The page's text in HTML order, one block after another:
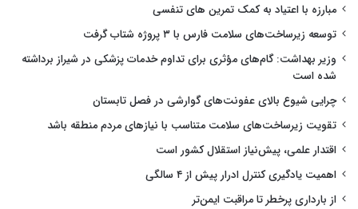
مبارزه با اعتیاد به کمک تمرین های تنفسی
توسعه زیرساخت‌های سلامت فارس با ۳ پروژه شتاب گرفت
وزیر بهداشت: گام‌های مؤثری برای تداوم خدمات پزشکی در شیراز برداشته
شده است
چرایی شیوع بالای عفونت‌های گوارشی در فصل تابستان
تقویت زیرساخت‌های سلامت متناسب با نیازهای مردم منطقه باشد
اقتدار علمی، پیش‌نیاز استقلال کشور است
اهمیت یادگیری کنترل ادرار پیش از ۴ سالگی
از بارداری پرخطر تا مراقبت ایمن‌تر